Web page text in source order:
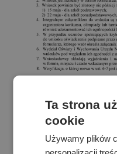
Ta strona
cookie
Używamy plików